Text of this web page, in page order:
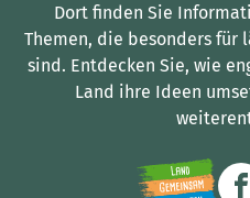
Dort finden Sie
Themen, die besonders für
sind. Entdecken Sie, wie
Land ihre Ideen